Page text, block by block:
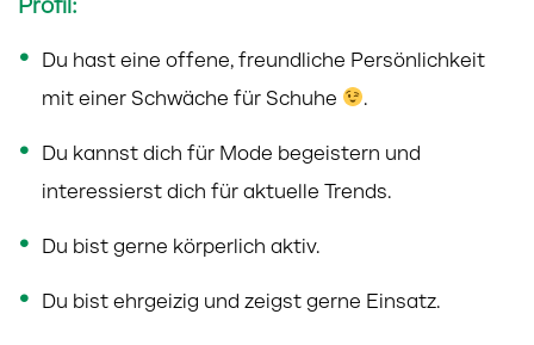
Profil:
Du hast eine offene, freundliche Persönlichkeit
mit einer Schwäche für Schuhe
.
Du kannst dich für Mode begeistern und
interessierst dich für aktuelle Trends.
Du bist gerne körperlich aktiv.
Du bist ehrgeizig und zeigst gerne Einsatz.